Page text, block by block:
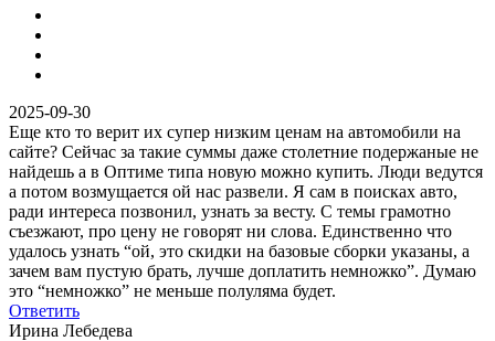
2025-09-30
Еще кто то верит их супер низким ценам на автомобили на
сайте? Сейчас за такие суммы даже столетние подержаные не
найдешь а в Оптиме типа новую можно купить. Люди ведутся
а потом возмущается ой нас развели. Я сам в поисках авто,
ради интереса позвонил, узнать за весту. С темы грамотно
съезжают, про цену не говорят ни слова. Единственно что
удалось узнать “ой, это скидки на базовые сборки указаны, а
зачем вам пустую брать, лучше доплатить немножко”. Думаю
это “немножко” не меньше полуляма будет.
Ответить
Ирина Лебедева